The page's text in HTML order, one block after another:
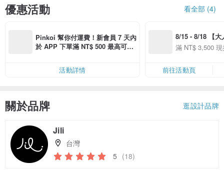
優惠活動 看全部 (4)
Pinkoi 幫你付運費！新會員 7 天內
於 APP 下單滿 NT$ 500 最高可折
活動詳情
8/15 - 8/18 【大
季】滿
滿 NT$ 3,500
前往活動頁
關於品牌 逛設計品牌
Jili
台灣
5 (18)